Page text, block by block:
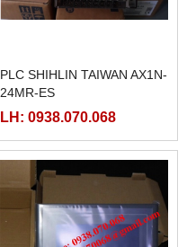
PLC SHIHLIN TAIWAN AX1N-
24MR-ES
LH: 0938.070.068